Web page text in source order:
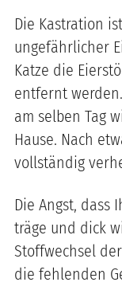
Die Kastration
ungefährlicher
Katze die
entfernt
am selben Tag
Hause. Nach
vollständig
Die Angst, dass
träge und dick
Stoffwechsel
die fehlenden